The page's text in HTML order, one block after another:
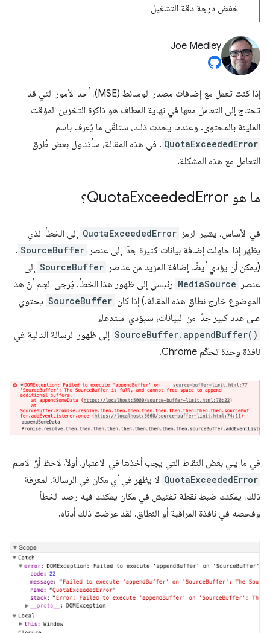
خفض درجة دقة التشغيل
Joe Medley
إذا كنت تعمل مع إضافات مصدر الوسائط (MSE)، أحد الأمور التي قد
تحتاج إلى التعامل معها في نهاية المطاف هو ذاكرة التخزين المؤقت
المليئة بالمحتوى. وعندما يحدث ذلك، ستلقّى ما يُعرف باسم
QuotaExceededError . في هذه المقالة، سأتناول بعض طُرق
التعامل مع هذه المشكلة.
ما هو Quota ExceededError؟
في الأساس، يشير الرمز QuotaExceededError إلى الخطأ الذي
يظهر إذا حاولت إضافة بيانات كثيرة جدًا إلى عنصر SourceBuffer
.
(يمكن أن يؤدي أيضًا إضافة المزيد من عناصر SourceBuffer إلى
عنصر
MediaSource رئيسي إلى ظهور هذا الخطأ. يُرجى العِلم أنّ هذا
الموضوع خارج نطاق هذه المقالة.) إذا كان SourceBuffer يحتوي
على عدد كبير جدًا من البيانات، سيؤدي استدعاء
SourceBuffer.appendBuffer() إلى ظهور الرسالة التالية في
نافذة وحدة تحكّم Chrome.
في ما يلي بعض النقاط التي يجب أخذها في الاعتبار. أولاً، لاحظ أنّ الاسم
QuotaExceededError لا يظهر في أي مكان في الرسالة. لمعرفة
ذلك، يمكنك ضبط نقطة تفتيش في مكان يمكنك فيه رصد الخطأ
وفحصه في نافذة المراقبة أو النطاق. لقد عرضت ذلك أدناه.